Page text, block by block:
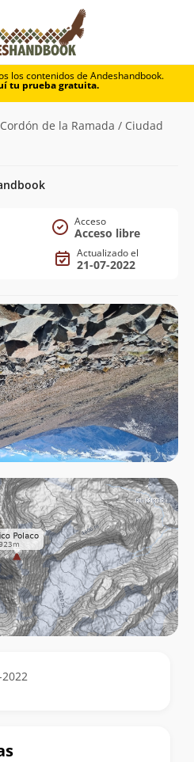
los contenidos de Andeshandbook.
tu prueba gratuita.
de la Ramada / Ciudad
Acceso
Acceso libre
Actualizado el
21-07-2022